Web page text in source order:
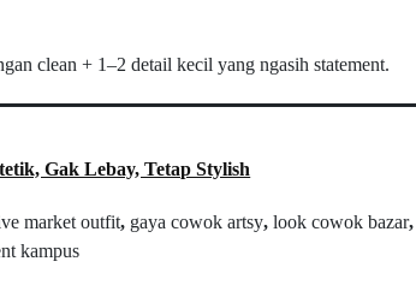
clean + 1–2 detail kecil yang ngasih statement.
Gak Lebay, Tetap Stylish
market outfit, gaya cowok artsy, look cowok bazar,
kampus